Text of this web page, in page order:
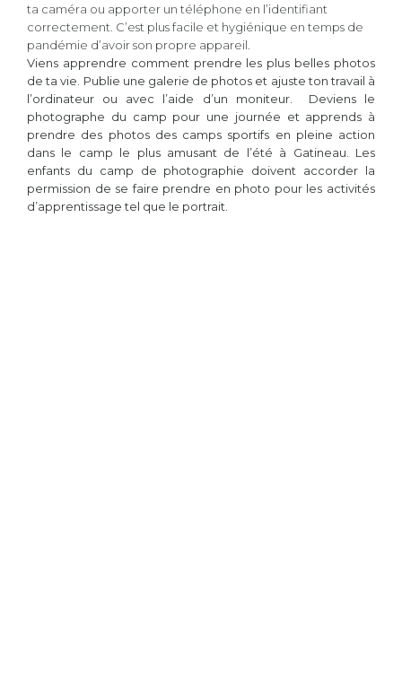
ta caméra ou apporter un téléphone en l’identifiant
correctement. C’est plus facile et hygiénique en temps de
pandémie d’avoir son propre appareil.
Viens apprendre comment prendre les plus belles photos
de ta vie. Publie une galerie de photos et ajuste ton travail à
l’ordinateur ou avec l’aide d’un moniteur. Deviens le
photographe du camp pour une journée et apprends à
prendre des photos des camps sportifs en pleine action
dans le camp le plus amusant de l’été à Gatineau. Les
enfants du camp de photographie doivent accorder la
permission de se faire prendre en photo pour les activités
d’apprentissage tel que le portrait.